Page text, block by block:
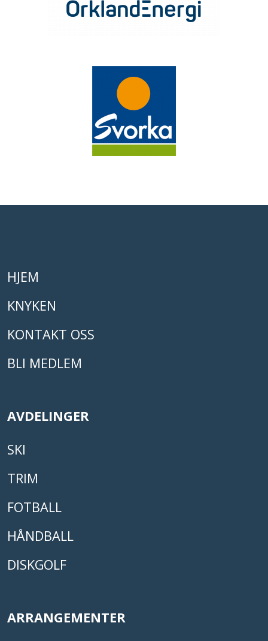
HJEM
KNYKEN
KONTAKT OSS
BLI MEDLEM
AVDELINGER
SKI
TRIM
FOTBALL
HÅNDBALL
DISKGOLF
ARRANGEMENTER